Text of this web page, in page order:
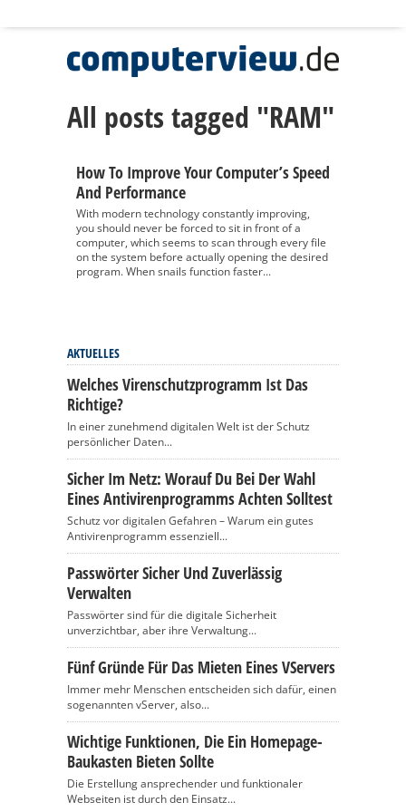
All posts tagged "RAM"
How To Improve Your Computer’s Speed
And Performance
With modern technology constantly improving,
you should never be forced to sit in front of a
computer, which seems to scan through every file
on the system before actually opening the desired
program. When snails function faster...
AKTUELLES
Welches Virenschutzprogramm Ist Das
Richtige?
In einer zunehmend digitalen Welt ist der Schutz
persönlicher Daten...
Sicher Im Netz: Worauf Du Bei Der Wahl
Eines Antivirenprogramms Achten Solltest
Schutz vor digitalen Gefahren – Warum ein gutes
Antivirenprogramm essenziell...
Passwörter Sicher Und Zuverlässig
Verwalten
Passwörter sind für die digitale Sicherheit
unverzichtbar, aber ihre Verwaltung...
Fünf Gründe Für Das Mieten Eines VServers
Immer mehr Menschen entscheiden sich dafür, einen
sogenannten vServer, also...
Wichtige Funktionen, Die Ein Homepage-
Baukasten Bieten Sollte
Die Erstellung ansprechender und funktionaler
Webseiten ist durch den Einsatz...